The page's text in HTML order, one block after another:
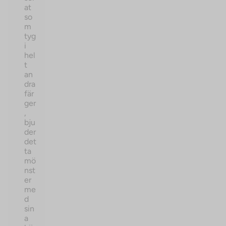
at
so
m
tyg
i
hel
t
an
dra
fär
ger
,
bju
der
det
ta
mö
nst
er
me
d
sin
a